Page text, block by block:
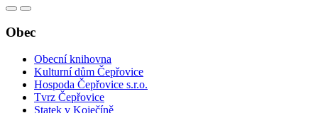
Obec
Obecní knihovna
Kulturní dům Čepřovice
Hospoda Čepřovice s.r.o.
Tvrz Čepřovice
Statek v Koječíně